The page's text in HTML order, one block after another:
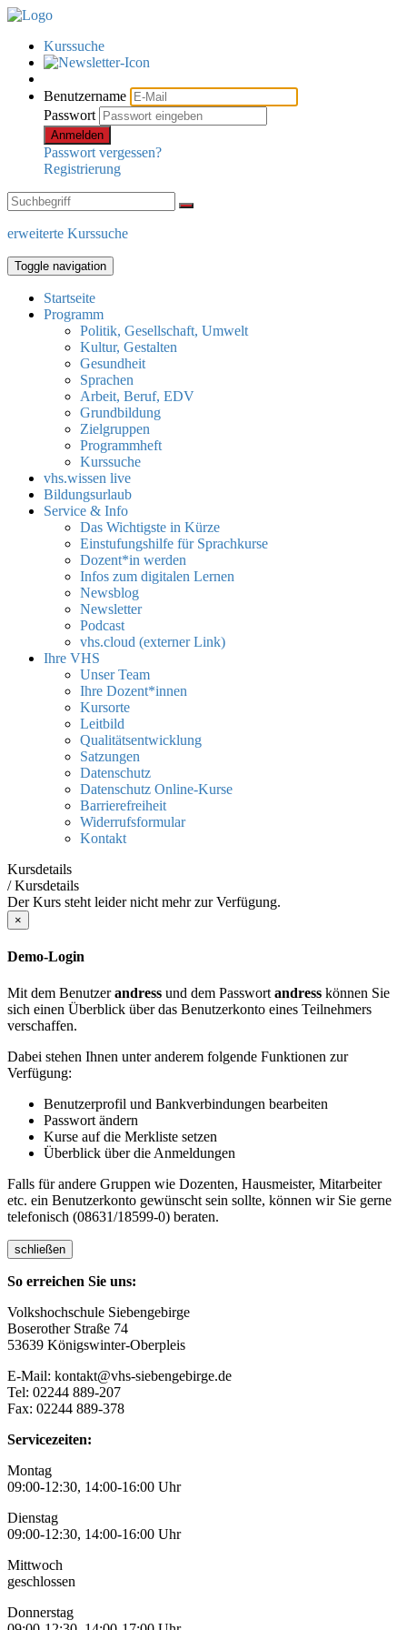
Kurssuche
Benutzername
Passwort
Anmelden
Passwort vergessen?
Registrierung
erweiterte Kurssuche
Toggle navigation
Startseite
Programm
Politik, Gesellschaft, Umwelt
Kultur, Gestalten
Gesundheit
Sprachen
Arbeit, Beruf, EDV
Grundbildung
Zielgruppen
Programmheft
Kurssuche
vhs.wissen live
Bildungsurlaub
Service & Info
Das Wichtigste in Kürze
Einstufungshilfe für Sprachkurse
Dozent*in werden
Infos zum digitalen Lernen
Newsblog
Newsletter
Podcast
vhs.cloud (externer Link)
Ihre VHS
Unser Team
Ihre Dozent*innen
Kursorte
Leitbild
Qualitätsentwicklung
Satzungen
Datenschutz
Datenschutz Online-Kurse
Barrierefreiheit
Widerrufsformular
Kontakt
Kursdetails
/Kursdetails
Der Kurs steht leider nicht mehr zur Verfügung.
×
Demo-Login
Mit dem Benutzerandress und dem Passwort andress können Sie
sich einen Überblick über das Benutzerkonto eines Teilnehmers
verschaffen.
Dabei stehen Ihnen unter anderem folgende Funktionen zur
Verfügung:
Benutzerprofil und Bankverbindungen bearbeiten
Passwort ändern
Kurse auf die Merkliste setzen
Überblick über die Anmeldungen
Falls für andere Gruppen wie Dozenten, Hausmeister, Mitarbeiter
etc. ein Benutzerkonto gewünscht sein sollte, können wir Sie gerne
telefonisch (08631/18599-0) beraten.
schließen
So erreichen Sie uns:
Volkshochschule Siebengebirge
Boserother Straße 74
53639 Königswinter-Oberpleis
E-Mail: kontakt@vhs-siebengebirge.de
Tel: 02244 889-207
Fax: 02244 889-378
Servicezeiten:
Montag
09:00-12:30, 14:00-16:00 Uhr
Dienstag
09:00-12:30, 14:00-16:00 Uhr
Mittwoch
geschlossen
Donnerstag